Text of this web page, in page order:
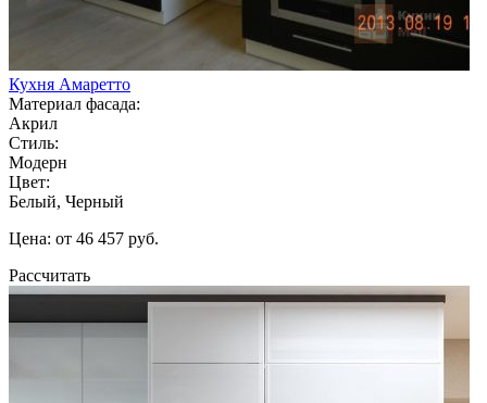
Кухня Амаретто
Материал фасада:
Акрил
Стиль:
Модерн
Цвет:
Белый, Черный
Цена: от 46 457 руб.
Рассчитать